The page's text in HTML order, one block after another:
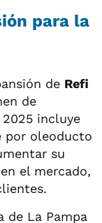
para la
de Refi
de
incluye
por oleoducto
su
el mercado,